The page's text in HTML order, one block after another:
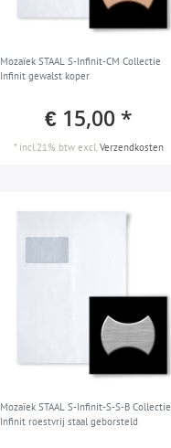
Mozaïek STAAL S-Infinit-CM Collectie
Infinit gewalst koper
€ 15,00 *
* incl.21% btwexcl. Verzendkosten
Mozaïek STAAL S-Infinit-S-S-B Collectie
Infinit roestvrij staal geborsteld